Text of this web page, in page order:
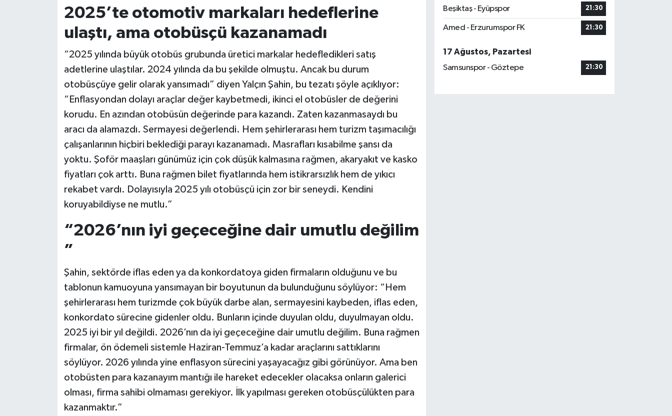
2025’te otomotiv markaları hedeflerine
ulaştı, ama otobüsçü kazanamadı
“2025 yılında büyük otobüs grubunda üretici markalar hedefledikleri satış
adetlerine ulaştılar. 2024 yılında da bu şekilde olmuştu. Ancak bu durum
otobüsçüye gelir olarak yansımadı” diyen Yalçın Şahin, bu tezatı şöyle açıklıyor:
“Enflasyondan dolayı araçlar değer kaybetmedi, ikinci el otobüsler de değerini
korudu. En azından otobüsün değerinde para kazandı. Zaten kazanmasaydı bu
aracı da alamazdı. Sermayesi değerlendi. Hem şehirlerarası hem turizm taşımacılığı
çalışanlarının hiçbiri beklediği parayı kazanamadı. Masrafları kısabilme şansı da
yoktu. Şoför maaşları günümüz için çok düşük kalmasına rağmen, akaryakıt ve kasko
fiyatları çok arttı. Buna rağmen bilet fiyatlarında hem istikrarsızlık hem de yıkıcı
rekabet vardı. Dolayısıyla 2025 yılı otobüsçü için zor bir seneydi. Kendini
koruyabildiyse ne mutlu.”
“2026’nın iyi geçeceğine dair umutlu değilim
”
Şahin, sektörde iflas eden ya da konkordatoya giden firmaların olduğunu ve bu
tablonun kamuoyuna yansımayan bir boyutunun da bulunduğunu söylüyor: “Hem
şehirlerarası hem turizmde çok büyük darbe alan, sermayesini kaybeden, iflas eden,
konkordato sürecine gidenler oldu. Bunların içinde duyulan oldu, duyulmayan oldu.
2025 iyi bir yıl değildi. 2026’nın da iyi geçeceğine dair umutlu değilim. Buna rağmen
firmalar, ön ödemeli sistemle Haziran-Temmuz’a kadar araçlarını sattıklarını
söylüyor. 2026 yılında yine enflasyon sürecini yaşayacağız gibi görünüyor. Ama ben
otobüsten para kazanayım mantığı ile hareket edecekler olacaksa onların galerici
olması, firma sahibi olmaması gerekiyor. İlk yapılması gereken otobüsçülükten para
kazanmaktır.”
Beşiktaş - Eyüpspor 21:30
Amed - Erzurumspor FK 21:30
17 Ağustos, Pazartesi
Samsunspor - Göztepe
21:30